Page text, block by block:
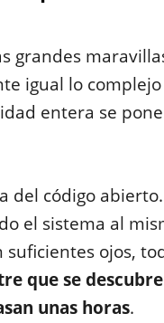
grandes
igual lo
entera se
del código
el sistema al
suficientes ojos,
que se
unas horas.